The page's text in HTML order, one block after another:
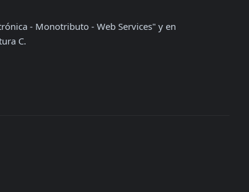
- Monotributo - Web Services" y en
C.